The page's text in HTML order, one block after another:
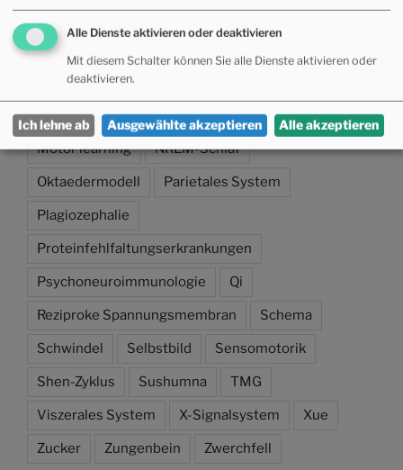
Hauptmeridiane Holo-Bewegung jitsu
Kraniosakrales System
Mesenzephales Periaquäduktales Grau (PAG)
Ming Men Mismatch Motilität
Motor learning NREM-Schlaf
Oktaedermodell Parietales System
Plagiozephalie
Proteinfehlfaltungserkrankungen
Psychoneuroimmunologie Qi
Reziproke Spannungsmembran Schema
Schwindel Selbstbild Sensomotorik
Shen-Zyklus Sushumna TMG
Viszerales System X-Signalsystem Xue
Zucker Zungenbein Zwerchfell
Alle Dienste aktivieren oder deaktivieren
Mit diesem Schalter können Sie alle Dienste aktivieren oder
deaktivieren.
Ich lehne ab Ausgewählte akzeptieren Alle akzeptieren